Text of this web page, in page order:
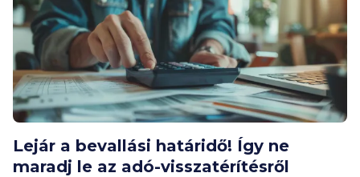
Lejár a bevallási határidő! Így ne
maradj le az adó-visszatérítésről